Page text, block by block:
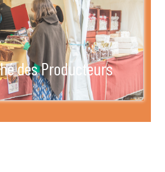
des Producteurs